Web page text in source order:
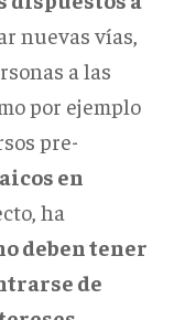
nuevas vías,
a las
por ejemplo
pre-
en
ha
deben tener
de